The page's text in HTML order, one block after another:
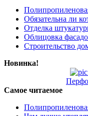
Обязательна ли
Отделка
Облицовка
Строительство
Новинка!
Самое читаемое